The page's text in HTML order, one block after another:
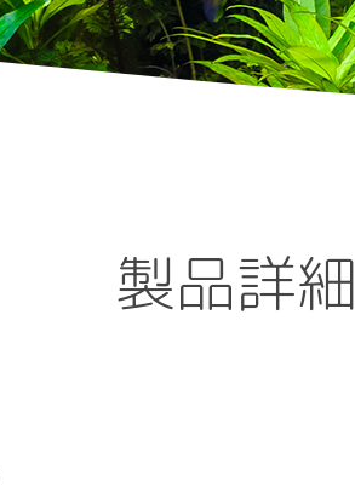
製品詳細